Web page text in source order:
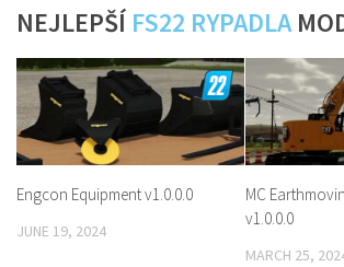
NEJLEPŠÍ FS22 RYPADLA
Engcon Equipment v1.0.0.0
JUNE 19, 2024
MC
v1.0.0.0
MARCH 25,